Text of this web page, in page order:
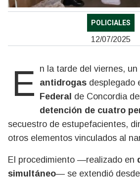
POLICIALES
12/07/2025
En la tarde del viernes, un
antidrogas desplegado
Federal de Concordia
detención de cuatro
secuestro de estupefacientes,
otros elementos vinculados al
El procedimiento —realizado en
simultáneo— se extendió